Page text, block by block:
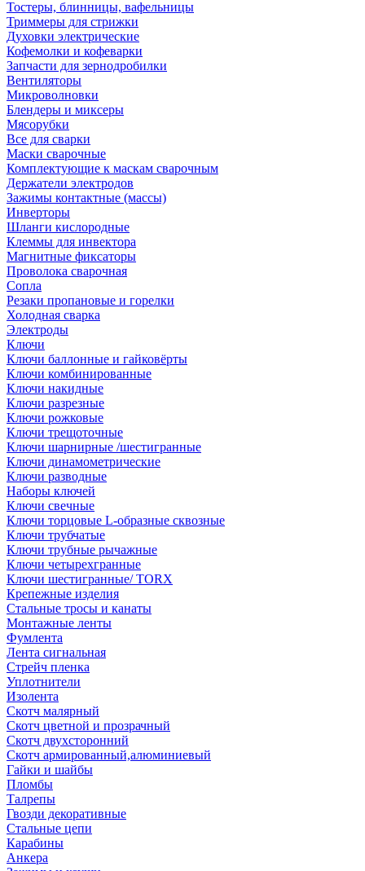
Тостеры, блинницы, вафельницы
Триммеры для стрижки
Духовки электрические
Кофемолки и кофеварки
Запчасти для зернодробилки
Вентиляторы
Микроволновки
Блендеры и миксеры
Мясорубки
Все для сварки
Маски сварочные
Комплектующие к маскам сварочным
Держатели электродов
Зажимы контактные (массы)
Инверторы
Шланги кислородные
Клеммы для инвектора
Магнитные фиксаторы
Проволока сварочная
Сопла
Резаки пропановые и горелки
Холодная сварка
Электроды
Ключи
Ключи баллонные и гайковёрты
Ключи комбинированные
Ключи накидные
Ключи разрезные
Ключи рожковые
Ключи трещоточные
Ключи шарнирные /шестигранные
Ключи динамометрические
Ключи разводные
Наборы ключей
Ключи свечные
Ключи торцовые L-образные сквозные
Ключи трубчатые
Ключи трубные рычажные
Ключи четырехгранные
Ключи шестигранные/ TORX
Крепежные изделия
Стальные тросы и канаты
Монтажные ленты
Фумлента
Лента сигнальная
Стрейч пленка
Уплотнители
Изолента
Скотч малярный
Скотч цветной и прозрачный
Скотч двухсторонний
Скотч армированный,алюминиевый
Гайки и шайбы
Пломбы
Талрепы
Гвозди декоративные
Стальные цепи
Карабины
Анкера